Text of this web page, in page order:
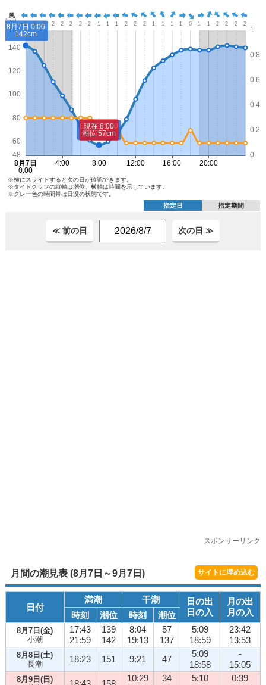
※横にスライドすると次の日が確認できます。
※タイドグラフの縦軸は潮位、横軸は時間を示しています。
※グレー色の時間帯は日没の状態です。
指定日 指定期間
≪ 前の日 次の日 ≫
スポンサーリンク
月間の潮見表 (8月7日～9月7日) サイトに埋め込む
日付
満潮 干潮
日の出
日の入
月の出
月の入
時刻 潮位 時刻 潮位
8月7日(金)
小潮
17:43
21:59
139
142
8:04
19:13
57
137
5:09
18:59
23:42
13:53
8月8日(土)
長潮
18:23 151 9:21 47
5:09
18:58
-
15:05
8月9日(日)
10:29
34
5:10
0:39